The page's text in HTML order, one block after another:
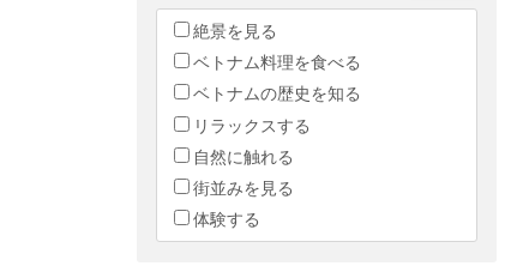
絶景を見る
ベトナム料理を食べる
ベトナムの歴史を知る
リラックスする
自然に触れる
街並みを見る
体験する